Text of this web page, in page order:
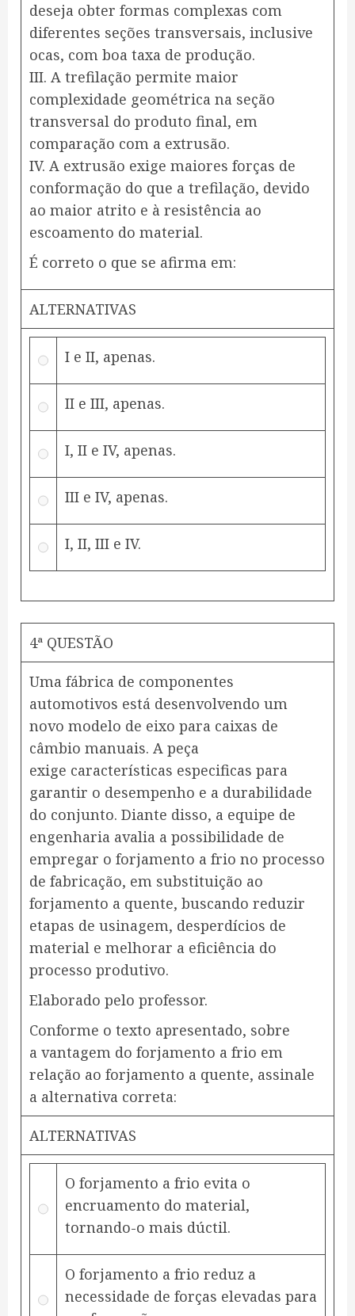
deseja obter formas complexas com
diferentes seções transversais, inclusive
ocas, com boa taxa de produção.
III. A trefilação permite maior
complexidade geométrica na seção
transversal do produto final, em
comparação com a extrusão.
IV. A extrusão exige maiores forças de
conformação do que a trefilação, devido
ao maior atrito e à resistência ao
escoamento do material.
É correto o que se afirma em:
ALTERNATIVAS
I e II, apenas.
II e III, apenas.
I, II e IV, apenas.
III e IV, apenas.
I, II, III e IV.
4ª QUESTÃO
Uma fábrica de componentes
automotivos está desenvolvendo um
novo modelo de eixo para caixas de
câmbio manuais. A peça
exige características especificas para
garantir o desempenho e a durabilidade
do conjunto. Diante disso, a equipe de
engenharia avalia a possibilidade de
empregar o forjamento a frio no processo
de fabricação, em substituição ao
forjamento a quente, buscando reduzir
etapas de usinagem, desperdícios de
material e melhorar a eficiência do
processo produtivo.
Elaborado pelo professor.
Conforme o texto apresentado, sobre
a vantagem do forjamento a frio em
relação ao forjamento a quente, assinale
a alternativa correta:
ALTERNATIVAS
O forjamento a frio evita o
encruamento do material,
tornando-o mais dúctil.
O forjamento a frio reduz a
necessidade de forças elevadas para